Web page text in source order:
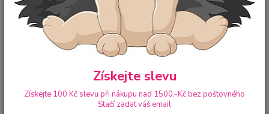
Získejte slevu
Získejte 100 Kč slevu při nákupu nad 1500,-Kč bez poštovného
Stačí zadat váš email